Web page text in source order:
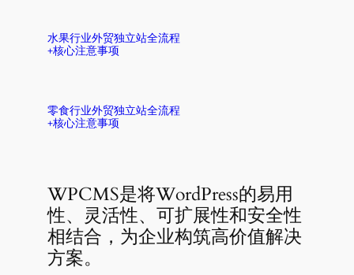
水果行业外贸独立站全流程
+核心注意事项
零食行业外贸独立站全流程
+核心注意事项
WPCMS是将WordPress的易用
性、灵活性、可扩展性和安全性
相结合，为企业构筑高价值解决
方案。